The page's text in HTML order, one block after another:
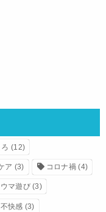
ろ (12)
ア (3) コロナ禍 (4)
ウマ遊び(3)
不快感 (3)